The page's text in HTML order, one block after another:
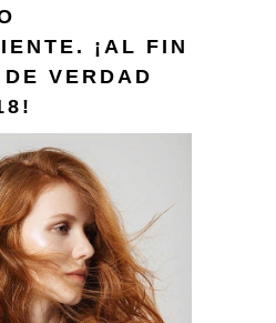
¡AL FIN
VERDAD